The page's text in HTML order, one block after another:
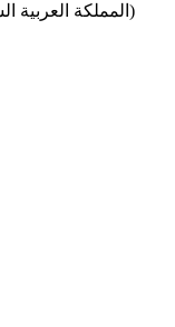
Saudi Arabia (المملكة العربية السعودية)